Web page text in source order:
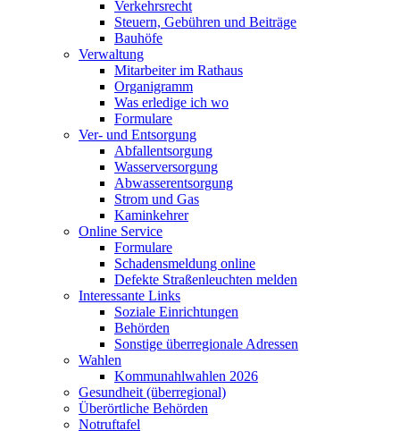
Verkehrsrecht
Steuern, Gebühren und Beiträge
Bauhöfe
Verwaltung
Mitarbeiter im Rathaus
Organigramm
Was erledige ich wo
Formulare
Ver- und Entsorgung
Abfallentsorgung
Wasserversorgung
Abwasserentsorgung
Strom und Gas
Kaminkehrer
Online Service
Formulare
Schadensmeldung online
Defekte Straßenleuchten melden
Interessante Links
Soziale Einrichtungen
Behörden
Sonstige überregionale Adressen
Wahlen
Kommunahlwahlen 2026
Gesundheit (überregional)
Überörtliche Behörden
Notruftafel